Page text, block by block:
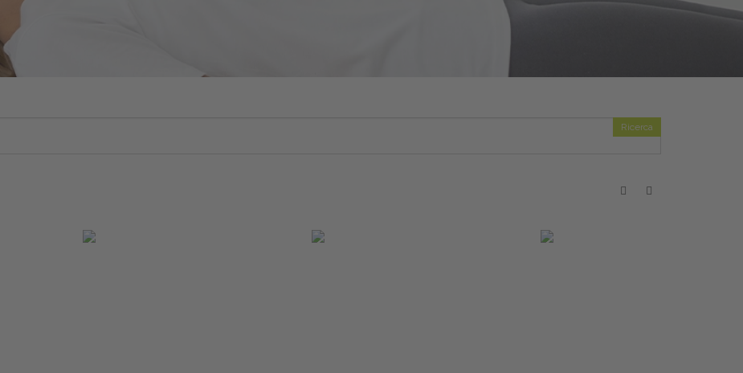
Ricerca